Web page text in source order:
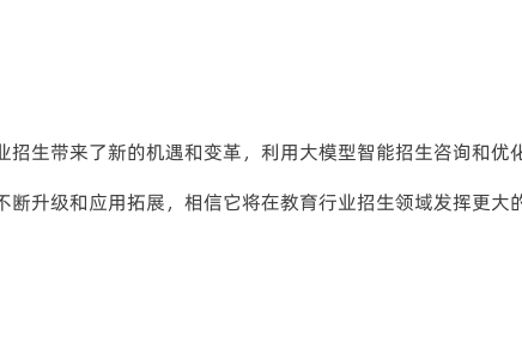
招生带来了新的机遇和变革，利用大模型智能招生咨询和
断升级和应用拓展，相信它将在教育行业招生领域发挥更